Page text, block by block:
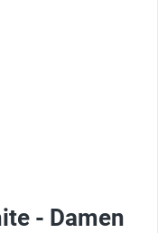
- Damen